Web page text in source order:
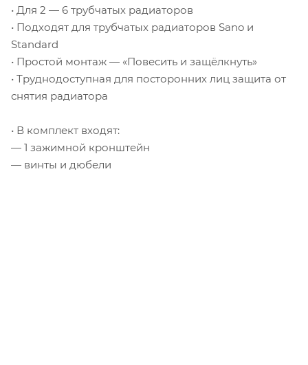
• Для 2 — 6 трубчатых радиаторов
• Подходят для трубчатых радиаторов Sano и
Standard
• Простой монтаж — «Повесить и защёлкнуть»
• Труднодоступная для посторонних лиц защита от
снятия радиатора
• В комплект входят:
— 1 зажимной кронштейн
— винты и дюбели